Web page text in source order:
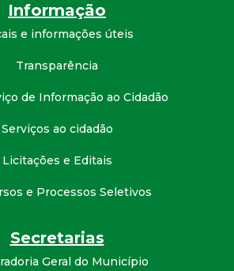
Informação
e informações úteis
Transparência
de Informação ao Cidadão
Serviços ao cidadão
Licitações e Editais
e Processos Seletivos
Secretarias
Geral do Município